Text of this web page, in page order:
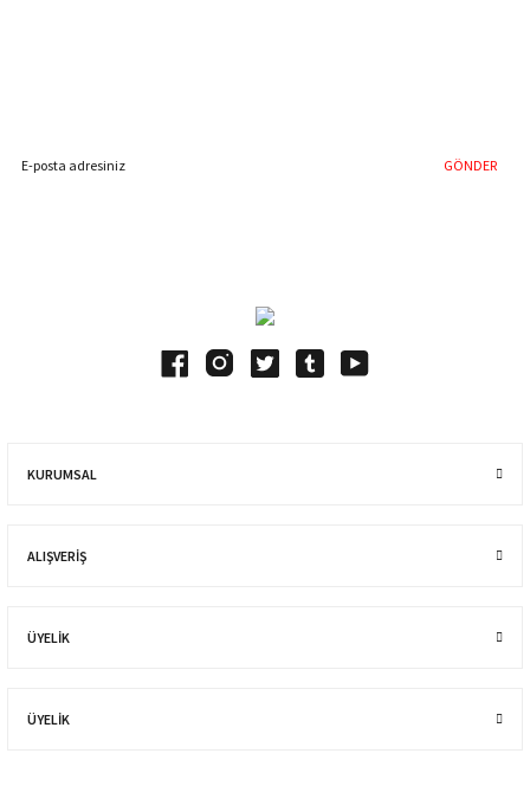
GÖNDER
KURUMSAL
ALIŞVERIŞ
ÜYELİK
ÜYELİK